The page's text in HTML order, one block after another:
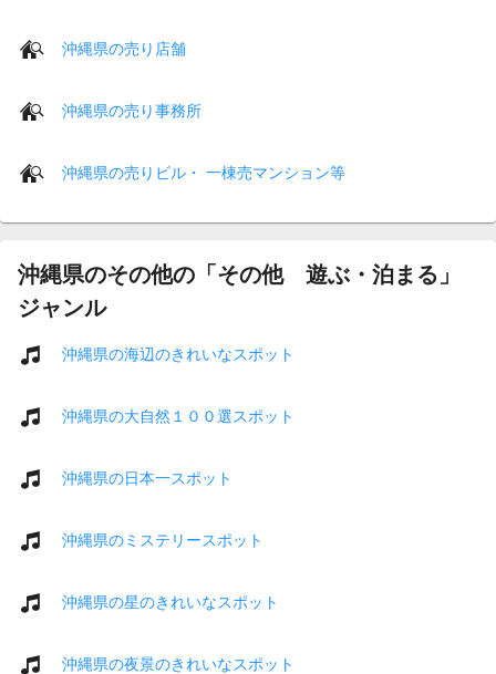
沖縄県の売り店舗
沖縄県の売り事務所
沖縄県の売りビル・ 一棟売マンション等
沖縄県のその他の「その他 遊ぶ・泊まる」
ジャンル
沖縄県の海辺のきれいなスポット
沖縄県の大自然１００選スポット
沖縄県の日本一スポット
沖縄県のミステリースポット
沖縄県の星のきれいなスポット
沖縄県の夜景のきれいなスポット